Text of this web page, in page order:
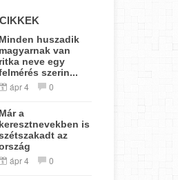
Minden huszadik
magyarnak van
ritka neve egy
szerin...
ápr 4 0
Már a
keresztnevekben is
az
ápr 4 0